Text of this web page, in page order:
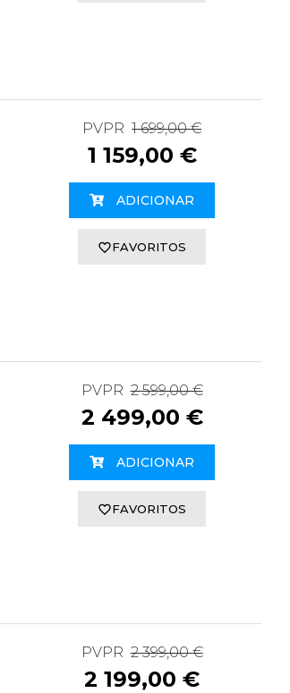
PVPR 1 699,00 €
1 159,00 €
ADICIONAR
FAVORITOS
PVPR 2 599,00 €
2 499,00 €
ADICIONAR
FAVORITOS
PVPR 2 399,00 €
2 199,00 €